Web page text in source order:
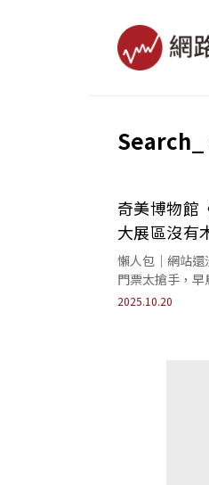
Search_
奇美博物館
大展區沒有
懶人包｜網站
門票太搶手，早
2025.10.20